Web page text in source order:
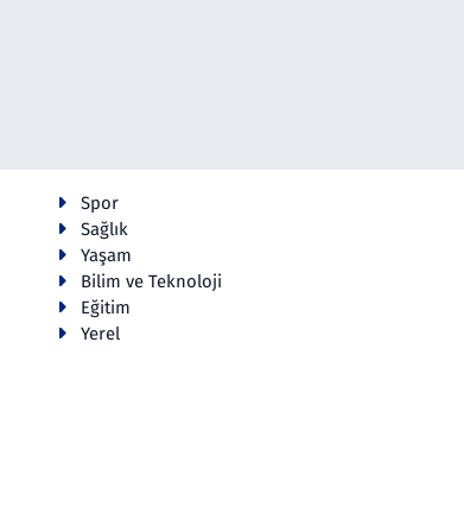
Spor
Sağlık
Yaşam
Bilim ve Teknoloji
Eğitim
Yerel